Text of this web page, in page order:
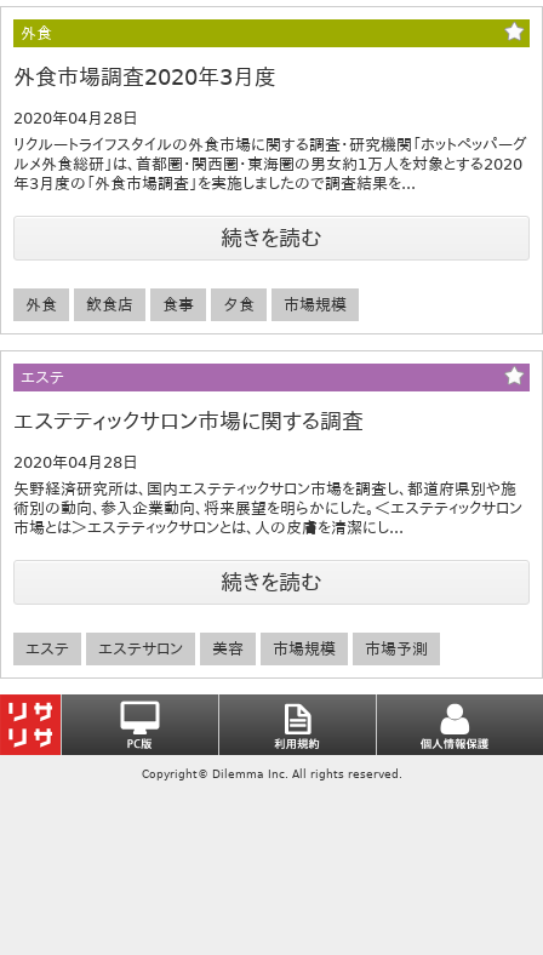
外食
外食市場調査2020年3月度
2020年04月28日
リクルートライフスタイルの外食市場に関する調査・研究機関「ホットペッパーグ
ルメ外食総研」は、首都圏・関西圏・東海圏の男女約1万人を対象とする2020
年3月度の「外食市場調査」を実施しましたので調査結果を...
続きを読む
外食 飲食店 食事 夕食 市場規模
エステ
エステティックサロン市場に関する調査
2020年04月28日
矢野経済研究所は、国内エステティックサロン市場を調査し、都道府県別や施
術別の動向、参入企業動向、将来展望を明らかにした。＜エステティックサロン
市場とは＞エステティックサロンとは、人の皮膚を清潔にし...
続きを読む
エステ エステサロン 美容 市場規模 市場予測
Copyright© Dilemma Inc. All rights reserved.